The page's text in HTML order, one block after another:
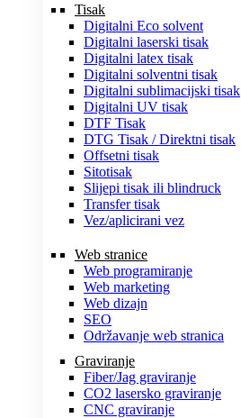
Tisak
Digitalni Eco solvent
Digitalni laserski tisak
Digitalni latex tisak
Digitalni solventni tisak
Digitalni sublimacijski tisak
Digitalni UV tisak
DTF Tisak
DTG Tisak / Direktni tisak
Offsetni tisak
Sitotisak
Slijepi tisak ili blindruck
Transfer tisak
Vez/aplicirani vez
Web stranice
Web programiranje
Web marketing
Web dizajn
SEO
Održavanje web stranica
Graviranje
Fiber/Jag graviranje
CO2 lasersko graviranje
CNC graviranje